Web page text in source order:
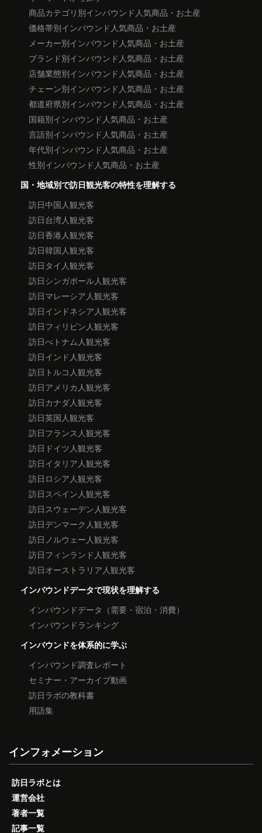
商品カテゴリ別インバウンド人気商品・お土産
価格帯別インバウンド人気商品・お土産
メーカー別インバウンド人気商品・お土産
ブランド別インバウンド人気商品・お土産
店舗業態別インバウンド人気商品・お土産
チェーン別インバウンド人気商品・お土産
都道府県別インバウンド人気商品・お土産
国籍別インバウンド人気商品・お土産
言語別インバウンド人気商品・お土産
年代別インバウンド人気商品・お土産
性別インバウンド人気商品・お土産
国・地域別で訪日観光客の特性を理解する
訪日中国人観光客
訪日台湾人観光客
訪日香港人観光客
訪日韓国人観光客
訪日タイ人観光客
訪日シンガポール人観光客
訪日マレーシア人観光客
訪日インドネシア人観光客
訪日フィリピン人観光客
訪日べトナム人観光客
訪日インド人観光客
訪日トルコ人観光客
訪日アメリカ人観光客
訪日カナダ人観光客
訪日英国人観光客
訪日フランス人観光客
訪日ドイツ人観光客
訪日イタリア人観光客
訪日ロシア人観光客
訪日スペイン人観光客
訪日スウェーデン人観光客
訪日デンマーク人観光客
訪日ノルウェー人観光客
訪日フィンランド人観光客
訪日オーストラリア人観光客
インバウンドデータで現状を理解する
インバウンドデータ（需要・宿泊・消費）
インバウンドランキング
インバウンドを体系的に学ぶ
インバウンド調査レポート
セミナー・アーカイブ動画
訪日ラボの教科書
用語集
インフォメーション
訪日ラボとは
運営会社
著者一覧
記事一覧